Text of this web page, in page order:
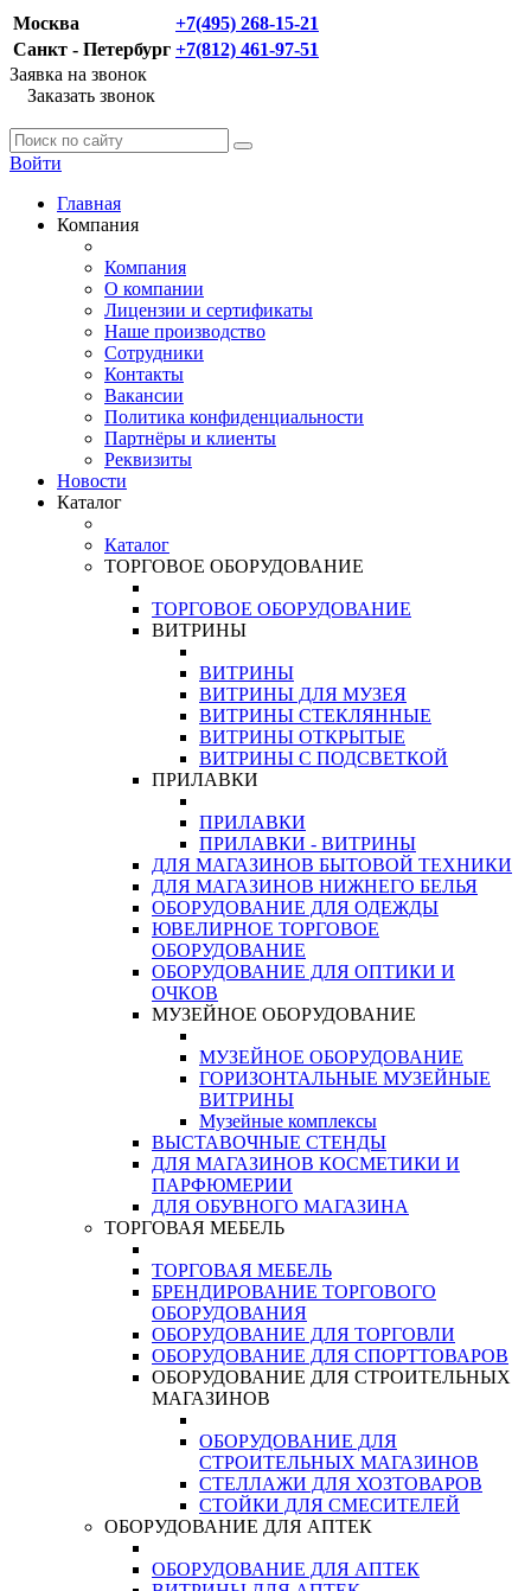
Москва
+7(495) 268-15-21
Санкт - Петербург +7(812) 461-97-51
Заявка на звонок
Заказать звонок
Войти
Главная
Компания
Компания
О компании
Лицензии и сертификаты
Наше производство
Сотрудники
Контакты
Вакансии
Политика конфиденциальности
Партнёры и клиенты
Реквизиты
Новости
Каталог
Каталог
ТОРГОВОЕ ОБОРУДОВАНИЕ
ТОРГОВОЕ ОБОРУДОВАНИЕ
ВИТРИНЫ
ВИТРИНЫ
ВИТРИНЫ ДЛЯ МУЗЕЯ
ВИТРИНЫ СТЕКЛЯННЫЕ
ВИТРИНЫ ОТКРЫТЫЕ
ВИТРИНЫ С ПОДСВЕТКОЙ
ПРИЛАВКИ
ПРИЛАВКИ
ПРИЛАВКИ - ВИТРИНЫ
ДЛЯ МАГАЗИНОВ БЫТОВОЙ ТЕХНИКИ
ДЛЯ МАГАЗИНОВ НИЖНЕГО БЕЛЬЯ
ОБОРУДОВАНИЕ ДЛЯ ОДЕЖДЫ
ЮВЕЛИРНОЕ ТОРГОВОЕ
ОБОРУДОВАНИЕ
ОБОРУДОВАНИЕ ДЛЯ ОПТИКИ И
ОЧКОВ
МУЗЕЙНОЕ ОБОРУДОВАНИЕ
МУЗЕЙНОЕ ОБОРУДОВАНИЕ
ГОРИЗОНТАЛЬНЫЕ МУЗЕЙНЫЕ
ВИТРИНЫ
Музейные комплексы
ВЫСТАВОЧНЫЕ СТЕНДЫ
ДЛЯ МАГАЗИНОВ КОСМЕТИКИ И
ПАРФЮМЕРИИ
ДЛЯ ОБУВНОГО МАГАЗИНА
ТОРГОВАЯ МЕБЕЛЬ
ТОРГОВАЯ МЕБЕЛЬ
БРЕНДИРОВАНИЕ ТОРГОВОГО
ОБОРУДОВАНИЯ
ОБОРУДОВАНИЕ ДЛЯ ТОРГОВЛИ
ОБОРУДОВАНИЕ ДЛЯ СПОРТТОВАРОВ
ОБОРУДОВАНИЕ ДЛЯ СТРОИТЕЛЬНЫХ
МАГАЗИНОВ
ОБОРУДОВАНИЕ ДЛЯ
СТРОИТЕЛЬНЫХ МАГАЗИНОВ
СТЕЛЛАЖИ ДЛЯ ХОЗТОВАРОВ
СТОЙКИ ДЛЯ СМЕСИТЕЛЕЙ
ОБОРУДОВАНИЕ ДЛЯ АПТЕК
ОБОРУДОВАНИЕ ДЛЯ АПТЕК